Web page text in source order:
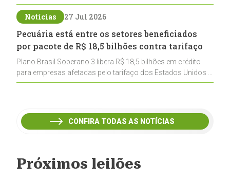
cabanhas na seleção genética de Cavalos Crioulos voltados
ao laço
Notícias 27 Jul 2026
Pecuária está entre os setores beneficiados
por pacote de R$ 18,5 bilhões contra tarifaço
Plano Brasil Soberano 3 libera R$ 18,5 bilhões em crédito
para empresas afetadas pelo tarifaço dos Estados Unidos e
inclui a pecuária entre os setores estratégicos
CONFIRA TODAS AS NOTÍCIAS
Próximos leilões